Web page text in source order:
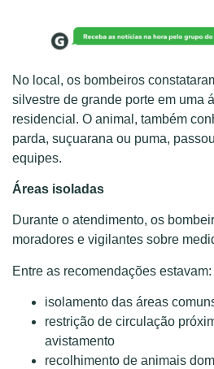
No local, os bombeiros
silvestre de grande porte em uma
residencial. O animal, também
parda, suçuarana ou puma,
equipes.
Áreas isoladas
Durante o atendimento, os
moradores e vigilantes sobre
Entre as recomendações estavam:
isolamento das áreas
restrição de circulação
avistamento
recolhimento de animais